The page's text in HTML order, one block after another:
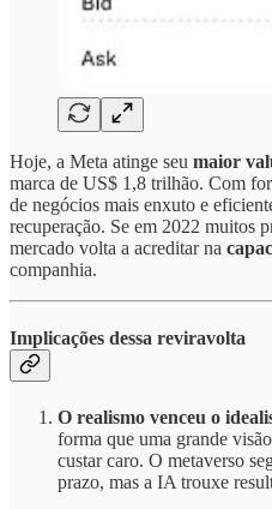
Hoje, a Meta atinge seu maior
marca de US$ 1,8 trilhão. Com
de negócios mais enxuto e
recuperação. Se em 2022 muitos
mercado volta a acreditar na
companhia.
Implicações dessa reviravolta
O realismo venceu o
forma que uma grande
custar caro. O metaverso
prazo, mas a IA trouxe